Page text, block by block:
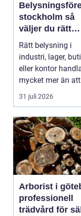
stockholm så
väljer du rätt
partner för
professionell
ljussättning
Rätt belysning i
industri, lager,
eller kontor
mycket mer än att
få det ljust....
31 juli 2026
Arborist i
professionell
trädvård för